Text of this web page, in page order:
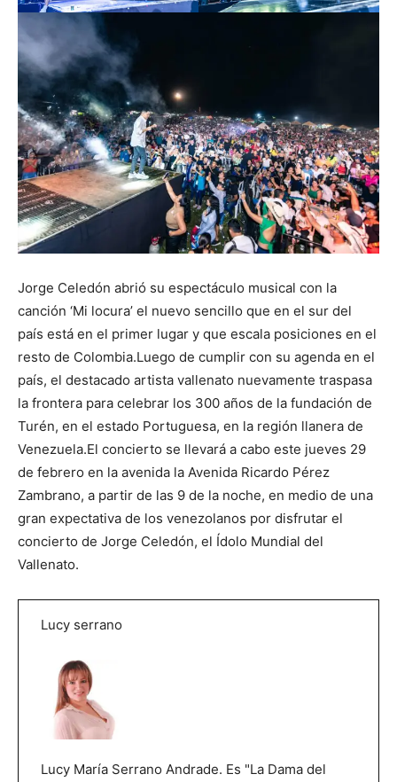
Jorge Celedón abrió su espectáculo musical con la
canción ‘Mi locura’ el nuevo sencillo que en el sur del
país está en el primer lugar y que escala posiciones en el
resto de Colombia.Luego de cumplir con su agenda en el
país, el destacado artista vallenato nuevamente traspasa
la frontera para celebrar los 300 años de la fundación de
Turén, en el estado Portuguesa, en la región llanera de
Venezuela.El concierto se llevará a cabo este jueves 29
de febrero en la avenida la Avenida Ricardo Pérez
Zambrano, a partir de las 9 de la noche, en medio de una
gran expectativa de los venezolanos por disfrutar el
concierto de Jorge Celedón, el Ídolo Mundial del
Vallenato.
Lucy serrano
Lucy María Serrano Andrade. Es "La Dama del